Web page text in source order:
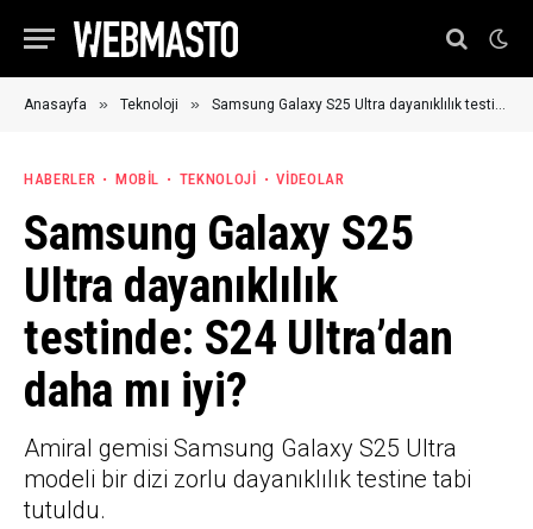
Anasayfa » Teknoloji » Samsung Galaxy S25 Ultra dayanıklılık testinde: S24 Ultra’dan daha mı iyi?
HABERLER MOBIL TEKNOLOJI VIDEOLAR
Samsung Galaxy S25
Ultra dayanıklılık
testinde: S24 Ultra’dan
daha mı iyi?
Amiral gemisi Samsung Galaxy S25 Ultra
modeli bir dizi zorlu dayanıklılık testine tabi
tutuldu.